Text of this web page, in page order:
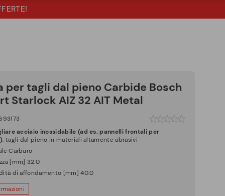
per tagli dal pieno Carbide Bosch
Starlock AIZ 32 AIT Metal
acciaio inossidabile (ad es. pannelli frontali per
, tagli dal pieno in materiali altamente abrasivi
Carburo
[mm] 32.0
di affondamento [mm] 40.0